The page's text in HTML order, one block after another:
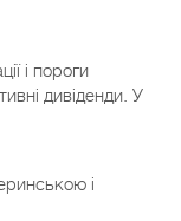
і пороги
дивіденди. У
і